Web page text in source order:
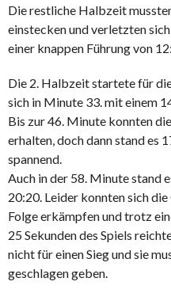
Die restliche Halbzeit
einstecken und verletzten
einer knappen Führung von
Die 2. Halbzeit startete für
sich in Minute 33. mit einem
Bis zur 46. Minute konnten
erhalten, doch dann stand es
spannend.
Auch in der 58. Minute stand
20:20. Leider konnten sich
Folge erkämpfen und trotz
25 Sekunden des Spiels
nicht für einen Sieg und sie
geschlagen geben.